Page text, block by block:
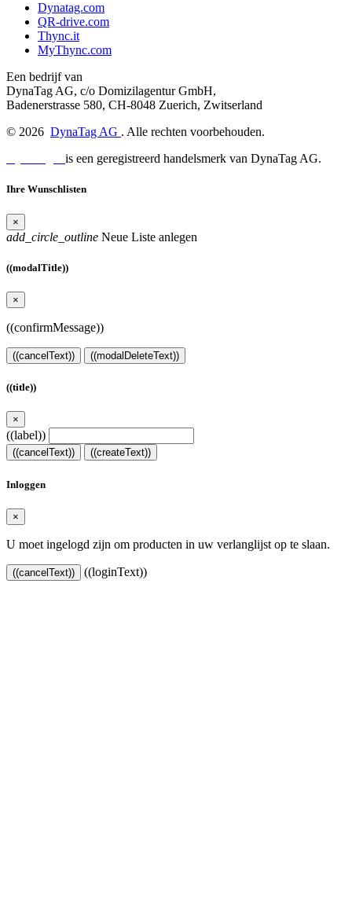
Dynatag.com
QR-drive.com
Thync.it
MyThync.com
Een bedrijf van
DynaTag AG, c/o Domizilagentur GmbH,
Badenerstrasse 580, CH-8048 Zuerich, Zwitserland
© 2026 DynaTag AG . Alle rechten voorbehouden.
is een geregistreerd handelsmerk van DynaTag AG.
Ihre Wunschlisten
×
add_circle_outline Neue Liste anlegen
((modalTitle))
×
((confirmMessage))
((cancelText)) ((modalDeleteText))
((title))
×
((label))
((cancelText)) ((createText))
Inloggen
×
U moet ingelogd zijn om producten in uw verlanglijst op te slaan.
((cancelText)) ((loginText))